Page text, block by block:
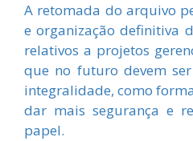
A retomada do arquivo
e organização definitiva
relativos a projetos
que no futuro devem
integralidade, como
dar mais segurança e
papel.